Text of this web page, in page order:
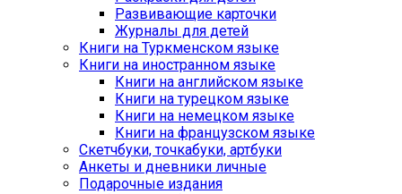
Развивающие карточки
Журналы для детей
Книги на Туркменском языке
Книги на иностранном языке
Книги на английском языке
Книги на турецком языке
Книги на немецком языке
Книги на французском языке
Cкетчбуки, точкабуки, артбуки
Анкеты и дневники личные
Подарочные издания